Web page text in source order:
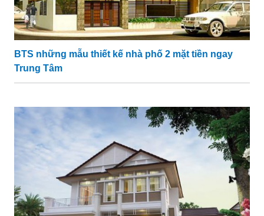
BTS những mẫu thiết kế nhà phố 2 mặt tiền ngay
Trung Tâm